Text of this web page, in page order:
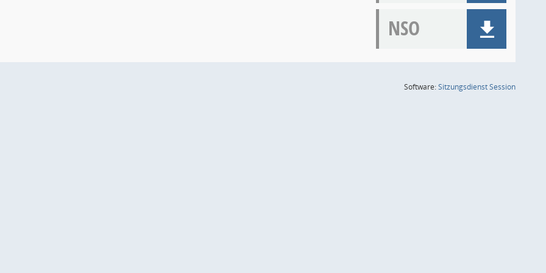
NSO
Software:SitzungsdienstSession(Wird in